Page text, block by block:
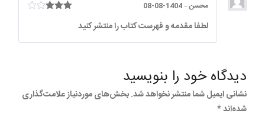
محسن–
1404-08-08
لطفا مقدمه و فهرست کتاب را منتشر کنید
دیدگاه خود را بنویسید
نشانی ایمیل شما منتشر نخواهد شد.بخش‌های موردنیاز علامت‌گذاری
شده‌اند*